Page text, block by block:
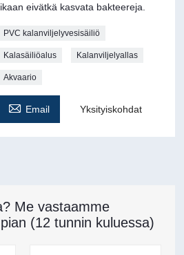
eivätkä kasvata bakteereja.
PVC kalanviljelyvesisäiliö
Kalasäiliöalus Kalanviljelyallas
Akvaario
 Email Yksityiskohdat
Me vastaamme
(12 tunnin kuluessa)